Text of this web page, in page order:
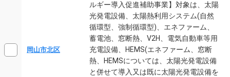
岡山市北区
ルギー導入促進補助事業】対象は、太陽
光発電設備、太陽熱利用システム(自然
循環型、強制循環型)、エネファーム、
蓄電池、窓断熱、V2H、電気自動車等用
充電設備、HEMS(エネファーム、窓断
熱、HEMSについては、太陽光発電設備
と併せて導入又は既に太陽光発電設備を